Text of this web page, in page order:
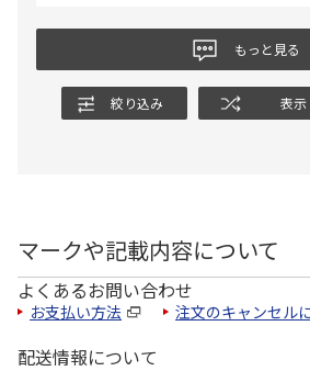
もっと見る
絞り込み 表示
マークや記載内容について
よくあるお問い合わせ
お支払い方法 注文のキャンセル
配送情報について